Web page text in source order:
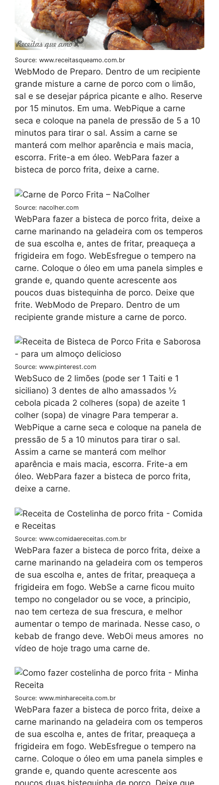
Source: www.receitasqueamo.com.br
WebModo de Preparo. Dentro de um recipiente
grande misture a carne de porco com o limão,
sal e se desejar páprica picante e alho. Reserve
por 15 minutos. Em uma. WebPique a carne
seca e coloque na panela de pressão de 5 a 10
minutos para tirar o sal. Assim a carne se
manterá com melhor aparência e mais macia,
escorra. Frite-a em óleo. WebPara fazer a
bisteca de porco frita, deixe a carne.
Source: nacolher.com
WebPara fazer a bisteca de porco frita, deixe a
carne marinando na geladeira com os temperos
de sua escolha e, antes de fritar, preaqueça a
frigideira em fogo. WebEsfregue o tempero na
carne. Coloque o óleo em uma panela simples e
grande e, quando quente acrescente aos
poucos duas bistequinha de porco. Deixe que
frite. WebModo de Preparo. Dentro de um
recipiente grande misture a carne de porco.
Source: www.pinterest.com
WebSuco de 2 limões (pode ser 1 Taiti e 1
siciliano) 3 dentes de alho amassados ½
cebola picada 2 colheres (sopa) de azeite 1
colher (sopa) de vinagre Para temperar a.
WebPique a carne seca e coloque na panela de
pressão de 5 a 10 minutos para tirar o sal.
Assim a carne se manterá com melhor
aparência e mais macia, escorra. Frite-a em
óleo. WebPara fazer a bisteca de porco frita,
deixe a carne.
Source: www.comidaereceitas.com.br
WebPara fazer a bisteca de porco frita, deixe a
carne marinando na geladeira com os temperos
de sua escolha e, antes de fritar, preaqueça a
frigideira em fogo. WebSe a carne ficou muito
tempo no congelador ou se voce, a principio,
nao tem certeza de sua frescura, e melhor
aumentar o tempo de marinada. Nesse caso, o
kebab de frango deve. WebOi meus amores ️ no
vídeo de hoje trago uma carne de.
Source: www.minhareceita.com.br
WebPara fazer a bisteca de porco frita, deixe a
carne marinando na geladeira com os temperos
de sua escolha e, antes de fritar, preaqueça a
frigideira em fogo. WebEsfregue o tempero na
carne. Coloque o óleo em uma panela simples e
grande e, quando quente acrescente aos